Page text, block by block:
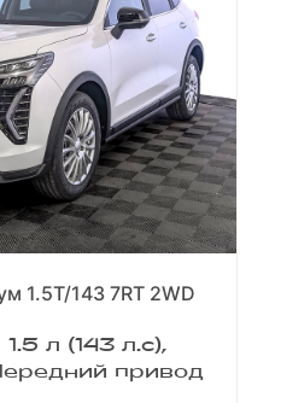
1.5T/143 7RT 2WD
л (143 л.с),
привод